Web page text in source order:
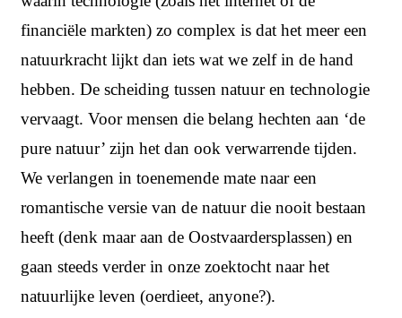
financiële markten) zo complex is dat het meer een
natuurkracht lijkt dan iets wat we zelf in de hand
hebben. De scheiding tussen natuur en technologie
vervaagt. Voor mensen die belang hechten aan ‘de
pure natuur’ zijn het dan ook verwarrende tijden.
We verlangen in toenemende mate naar een
romantische versie van de natuur die nooit bestaan
heeft (denk maar aan de Oostvaardersplassen) en
gaan steeds verder in onze zoektocht naar het
natuurlijke leven (oerdieet, anyone?).